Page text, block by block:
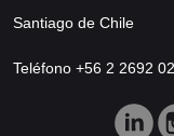
Santiago de Chile
Teléfono +56 2 2692